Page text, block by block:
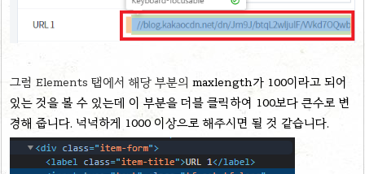
그럼 Elements 탭에서 해당 부분의 maxlength가 100이라고 되어
있는 것을 볼 수 있는데 이 부분을 더블 클릭하여 100보다 큰수로 변
경해 줍니다. 넉넉하게 1000 이상으로 해주시면 될 것 같습니다.